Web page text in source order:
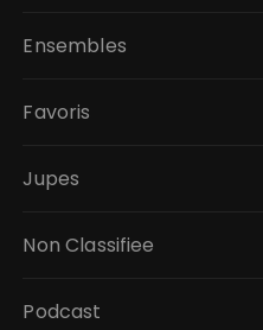
Ensembles
Favoris
Jupes
Non Classifiee
Podcast